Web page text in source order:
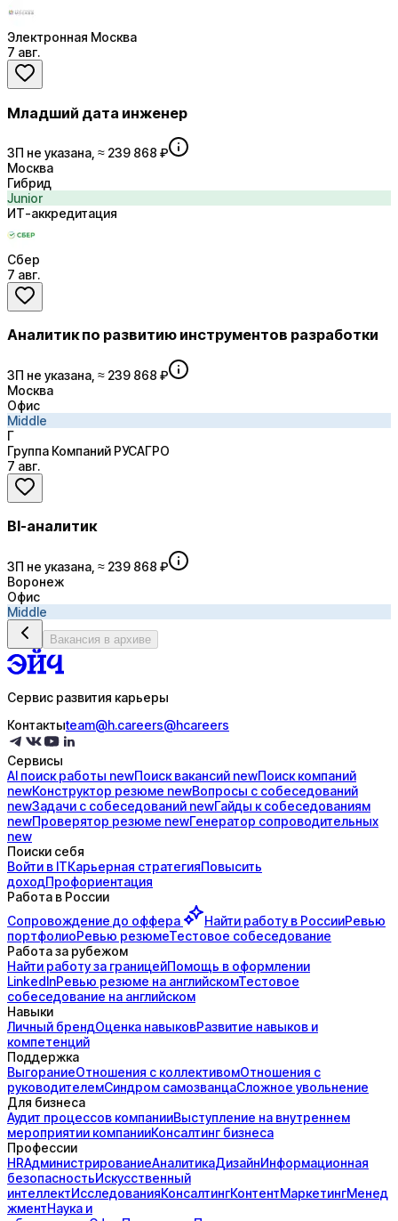
Электронная Москва
7 авг.
Младший дата инженер
ЗП не указана, ≈ 239 868 ₽
Москва
Гибрид
Junior
ИТ-аккредитация
Сбер
7 авг.
Аналитик по развитию инструментов разработки
ЗП не указана, ≈ 239 868 ₽
Москва
Офис
Middle
Г
Группа Компаний РУСАГРО
7 авг.
BI-аналитик
ЗП не указана, ≈ 239 868 ₽
Воронеж
Офис
Middle
Вакансия в архиве
Сервис развития карьеры
Контактыteam@h.careers@hcareers
Сервисы
AI поискработы newПоисквакансий newПоисккомпаний
newКонструктор резюме newВопросы с собеседований
newЗадачи с собеседований newГайды ксобеседованиям
newПроверятор резюме newГенератор сопроводительных
new
Поиски себя
Войти в ITКарьерная стратегияПовысить
доходПрофориентация
Работа в России
Сопровождение до оффера Найти работу в РоссииРевью
портфолиоРевью резюмеТестовое собеседование
Работа за рубежом
Найти работу за границейПомощь в оформлении
LinkedInРевью резюме на английскомТестовое
собеседование на английском
Навыки
Личный брендОценка навыковРазвитие навыков и
компетенций
Поддержка
ВыгораниеОтношения с коллективомОтношения с
руководителемСиндром самозванцаСложное увольнение
Для бизнеса
Аудит процессов компанииВыступление на внутреннем
мероприятии компанииКонсалтинг бизнеса
Профессии
HRАдминистрированиеАналитикаДизайнИнформационная
безопасностьИскусственный
интеллектИсследованияКонсалтингКонтентМаркетингМенед
жментНаука и